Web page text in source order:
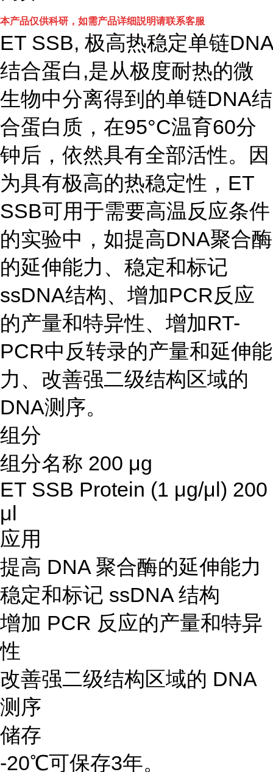
本产品仅供科研，如需产品详细説明请联系客服
ET SSB, 极高热稳定单链DNA
结合蛋白,是从极度耐热的微
生物中分离得到的单链DNA结
合蛋白质，在95°C温育60分
钟后，依然具有全部活性。因
为具有极高的热稳定性，ET
SSB可用于需要高温反应条件
的实验中，如提高DNA聚合酶
的延伸能力、稳定和标记
ssDNA结构、增加PCR反应
的产量和特异性、增加RT-
PCR中反转录的产量和延伸能
力、改善强二级结构区域的
DNA测序。
组分
组分名称 200 μg
ET SSB Protein (1 μg/μl) 200
μl
应用
提高 DNA 聚合酶的延伸能力
稳定和标记 ssDNA 结构
增加 PCR 反应的产量和特异
性
改善强二级结构区域的 DNA
测序
储存
-20℃可保存3年。